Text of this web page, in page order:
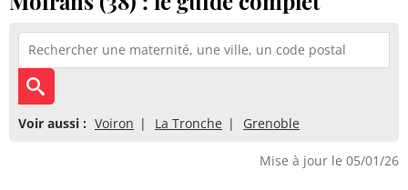
Voir aussi : Voiron La Tronche Grenoble
Mise à jour le 05/01/26